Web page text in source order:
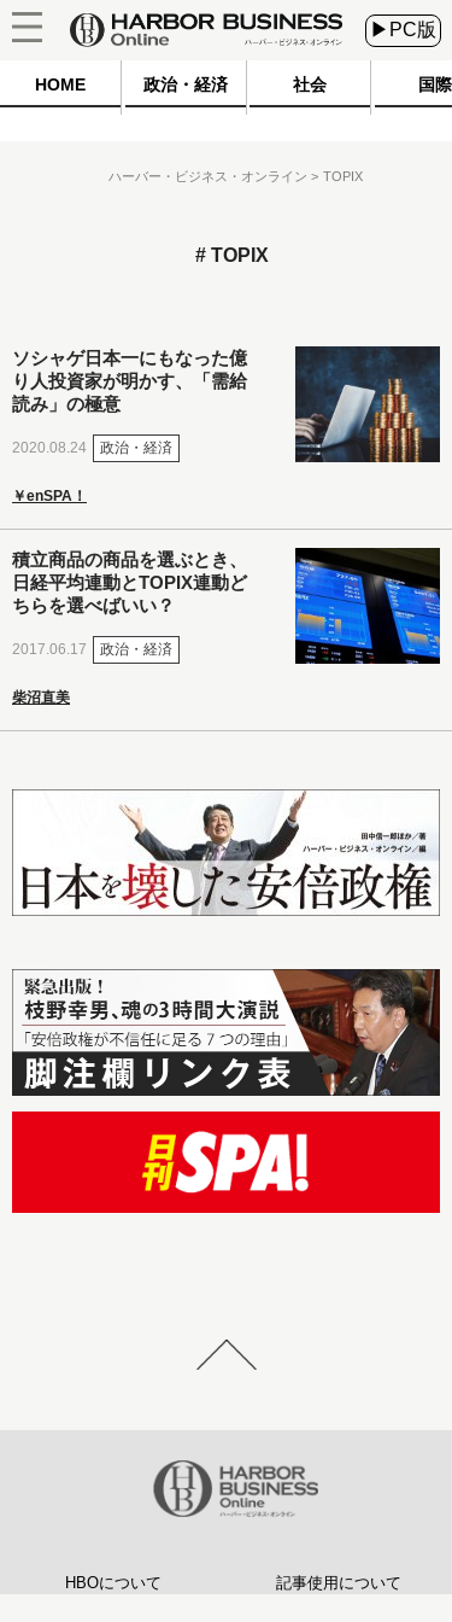
▶PC版
HOME 政治・経済 社会 国際
ハーバー・ビジネス・オンライン TOPIX
TOPIX
ソシャゲ日本一にもなった億
り人投資家が明かす、「需給
読み」の極意
2020.08.24 政治・経済
￥enSPA！
積立商品の商品を選ぶとき、
日経平均連動とTOPIX連動ど
ちらを選べばいい？
2017.06.17 政治・経済
柴沼直美
HBOについて 記事使用について